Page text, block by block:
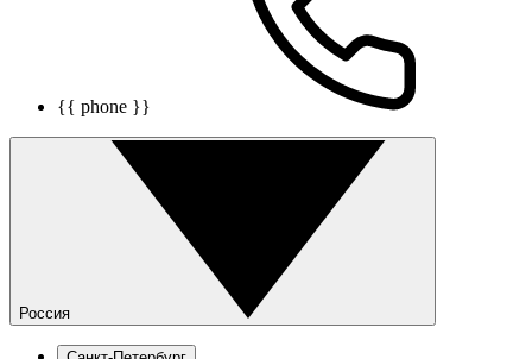
{{ phone }}
Россия